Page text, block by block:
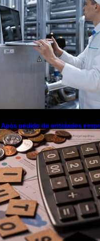
Após pedido de entidades
flexibiliza regras da Reforma